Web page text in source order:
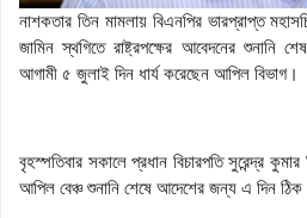
নাশকতার তিন মামলায় বিএনপির ভারপ্রাপ্ত
জামিন স্থগিতে রাষ্ট্রপক্ষের আবেদনের
আগামী ৫ জুলাই দিন ধার্য করেছেন আপিল বিভাগ।
বৃহস্পতিবার সকালে প্রধান বিচারপতি সুরেন্দ্র
আপিল বেঞ্চ শুনানি শেষে আদেশের জন্য এ দিন